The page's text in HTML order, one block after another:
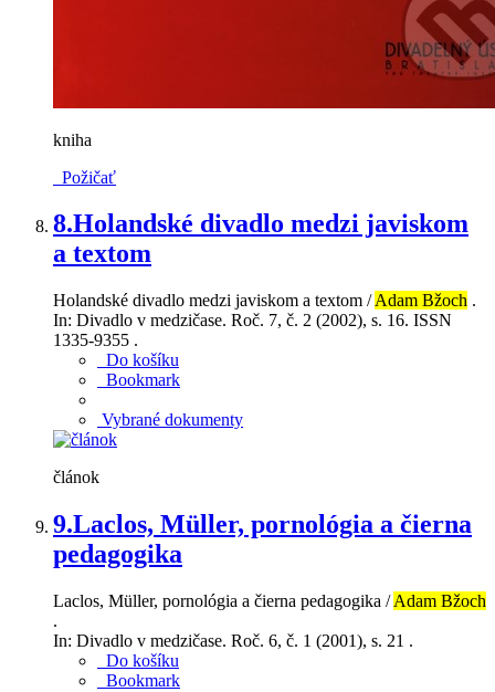
kniha
Požičať
8.Holandské divadlo medzi javiskom
a textom
Holandské divadlo medzi javiskom a textom /Adam Bžoch .
In: Divadlo v medzičase. Roč. 7, č. 2 (2002), s. 16. ISSN
1335-9355 .
Do košíku
Bookmark
Vybrané dokumenty
článok
9.Laclos, Müller, pornológia a čierna
pedagogika
Laclos, Müller, pornológia a čierna pedagogika /Adam Bžoch
.
In: Divadlo v medzičase. Roč. 6, č. 1 (2001), s. 21 .
Do košíku
Bookmark